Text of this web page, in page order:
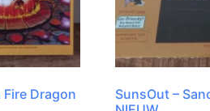
Dragon
SunsOut –